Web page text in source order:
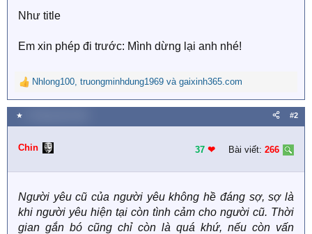
Như title
Em xin phép đi trước: Mình dừng lại anh nhé!
R
e
a
c
i
n
:
Nhlong100, truongminhdung1969 và gaixinh365.com
★ #2
Chin 37 ❤︎ Bài viết: 266
Người yêu cũ của người yêu không hề đáng sợ, sợ là
khi người yêu hiện tại còn tình cảm cho người cũ. Thời
gian gắn bó cũng chỉ còn là quá khứ, nếu còn vấn